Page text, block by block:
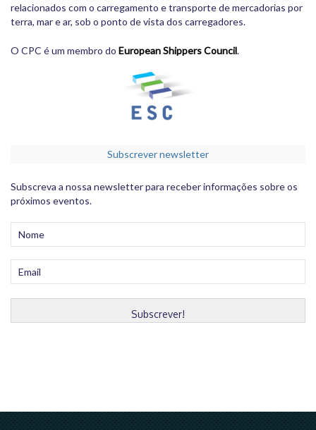
relacionados com o carregamento e transporte de mercadorias por
terra, mar e ar, sob o ponto de vista dos carregadores.
O CPC é um membro do European Shippers Council.
Subscrever newsletter
Subscreva a nossa newsletter para receber informações sobre os
próximos eventos.